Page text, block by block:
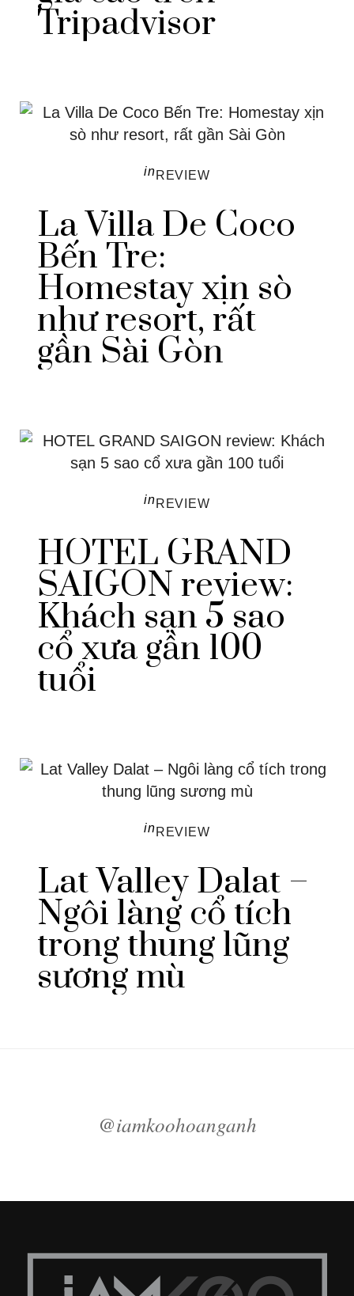
Tripadvisor
inREVIEW
La Villa De Coco
Bến Tre:
Homestay xịn sò
như resort, rất
gần Sài Gòn
inREVIEW
HOTEL GRAND
SAIGON review:
Khách sạn 5 sao
cổ xưa gần 100
tuổi
inREVIEW
Lat Valley Dalat –
Ngôi làng cổ tích
trong thung lũng
sương mù
@iamkoohoanganh